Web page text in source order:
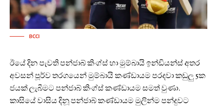
BCCI
ඊයේ දින පැවති පන්ජාබ් කිංග්ස් හා මුම්බායි ඉන්ඩියන්ස් අතර
අවසන් පූර්ව තරගයෙන් මුම්බායි කණ්ඩායම පරදවා කඩුලු 5ක
ජයක් ලැබීමට පන්ජාබ් කිංග්ස් කණ්ඩායම සමත් වුණා.
කාසියේ වාසිය දිනූ පන්ජාබ් කණ්ඩායම මුලින්ම පන්දුවට